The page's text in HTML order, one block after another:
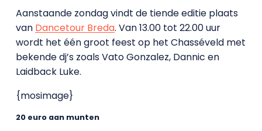
Aanstaande zondag vindt de tiende editie plaats
van Dancetour Breda. Van 13.00 tot 22.00 uur
wordt het één groot feest op het Chasséveld met
bekende dj’s zoals Vato Gonzalez, Dannic en
Laidback Luke.
{mosimage}
20 euro aan munten